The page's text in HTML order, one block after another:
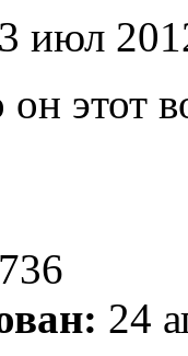
июл
этот
736
24